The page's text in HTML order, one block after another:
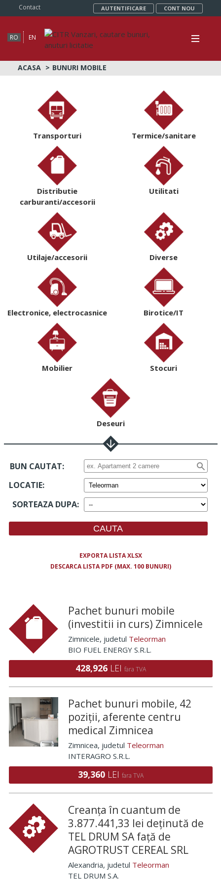
Contact AUTENTIFICARE CONT NOU
RO EN
ACASA BUNURI MOBILE
Transporturi Termice/sanitare
Distributie
carburanti/accesorii
Utilitati
Utilaje/accesorii Diverse
Electronice, electrocasnice Birotice/IT
Mobilier Stocuri
Deseuri
BUN CAUTAT:
LOCATIE:
SORTEAZA DUPA:
EXPORTA LISTA XLSX
DESCARCA LISTA PDF (MAX. 100 BUNURI)
Pachet bunuri mobile
(investitii in curs) Zimnicele
Zimnicele, judetul Teleorman
BIO FUEL ENERGY S.R.L.
428,926 LEI fara TVA
Pachet bunuri mobile, 42
poziții, aferente centru
medical Zimnicea
Zimnicea, judetul Teleorman
INTERAGRO S.R.L.
39,360 LEI fara TVA
Creanța în cuantum de
3.877.441,33 lei deținută de
TEL DRUM SA față de
AGROTRUST CEREAL SRL
Alexandria, judetul Teleorman
TEL DRUM S.A.